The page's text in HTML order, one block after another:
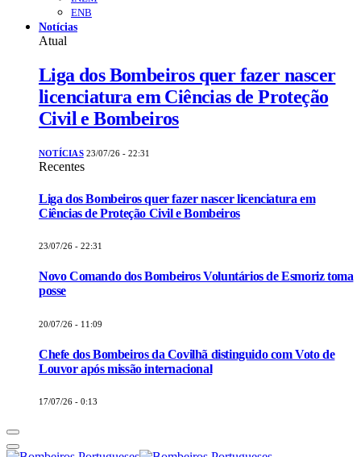
ENB
Notícias
Atual
Liga dos Bombeiros quer fazer nascer
licenciatura em Ciências de Proteção
Civil e Bombeiros
NOTÍCIAS 23/07/26 - 22:31
Recentes
Liga dos Bombeiros quer fazer nascer licenciatura em
Ciências de Proteção Civil e Bombeiros
23/07/26 - 22:31
Novo Comando dos Bombeiros Voluntários de Esmoriz toma
posse
20/07/26 - 11:09
Chefe dos Bombeiros da Covilhã distinguido com Voto de
Louvor após missão internacional
17/07/26 - 0:13